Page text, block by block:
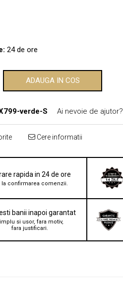
24 de ore
ADAUGA IN COS
verde-S Ai nevoie de ajutor?
Cere informatii
rapida in 24 de ore
la confirmarea comenzii.
banii inapoi garantat
si usor, fara motiv,
fara justificari.